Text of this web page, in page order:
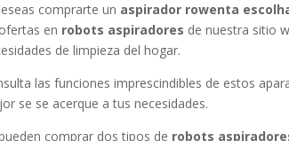
comprarte un aspirador rowenta
en robots aspiradores de nuestra sitio
de limpieza del hogar.
las funciones imprescindibles de estos
se se acerque a tus necesidades.
comprar dos tipos de robots